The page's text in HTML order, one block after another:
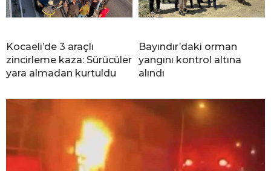
Kocaeli’de 3 araçlı
zincirleme kaza: Sürücüler
yara almadan kurtuldu
Bayındır’daki orman
yangını kontrol altına
alındı